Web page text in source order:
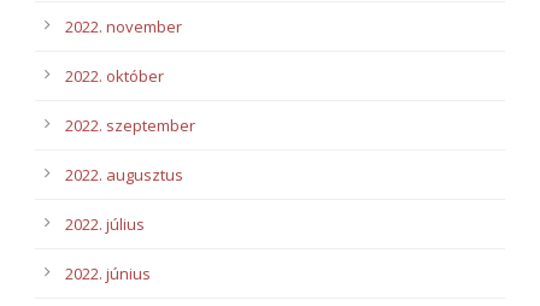
2022. november
2022. október
2022. szeptember
2022. augusztus
2022. július
2022. június